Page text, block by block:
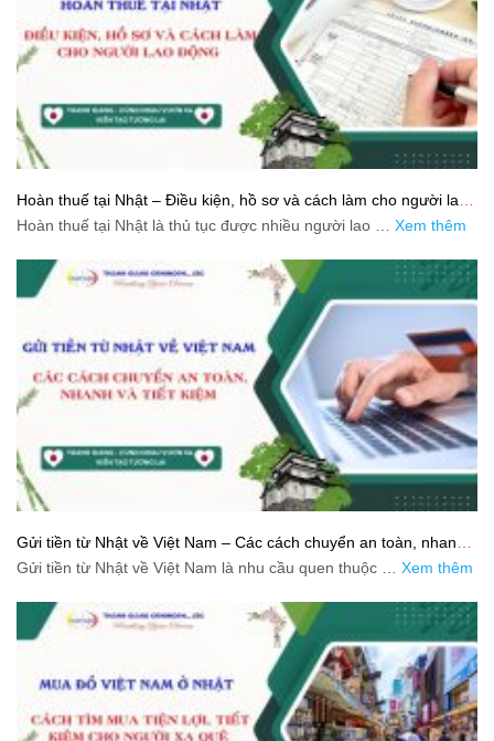
Hoàn thuế tại Nhật – Điều kiện, hồ sơ và cách làm cho người lao
động
Hoàn thuế tại Nhật là thủ tục được nhiều người lao … Xem thêm
Gửi tiền từ Nhật về Việt Nam – Các cách chuyển an toàn, nhanh
và tiết kiệm
Gửi tiền từ Nhật về Việt Nam là nhu cầu quen thuộc … Xem thêm